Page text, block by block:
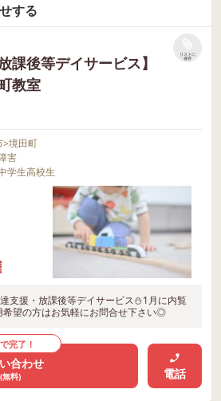
する
課後等デイサービス】
教室
リストに
保存
>境田町
害
学生高校生
支援・放課後等デイサービス⛄1月に内覧
望の方はお気軽にお問合せ下さい◎
完了！
合わせ
(無料) 電話